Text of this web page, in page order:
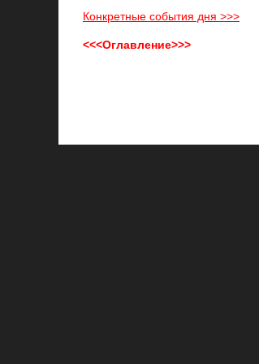
Конкретные события дня >>>
<<<Оглавление>>>